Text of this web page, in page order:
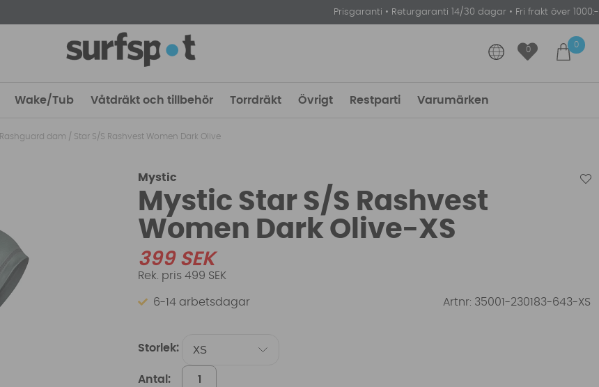
Prisgaranti • Returgaranti 14/30 dagar • Fri frakt över 1000:-
0
0
Wake/Tub Våtdräkt och tillbehör Torrdräkt Övrigt Restparti Varumärken
Rashguard dam / Star S/S Rashvest Women Dark Olive
Mystic
Mystic Star S/S Rashvest
Women Dark Olive-XS
399SEK
499 SEK
6-14 arbetsdagar Artnr: 35001-230183-643-XS
Storlek:
Antal: